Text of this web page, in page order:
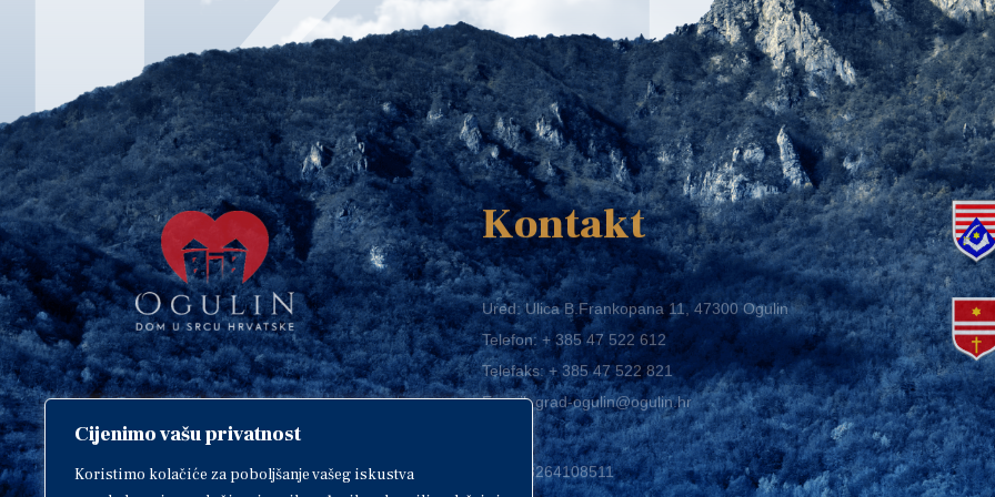
Cijenimo vašu privatnost
Koristimo kolačiće za poboljšanje vašeg iskustva
Copyright © 2018. Grad Ogulin,
sva prava pridržana.
Kontakt
Ured: Ulica B.Frankopana 11, 47300 Ogulin
Telefon:+ 385 47 522 612
Telefaks:+ 385 47 522 821
E-mail:grad-ogulin@ogulin.hr
OIB: 58264108511
IBAN: HR1424020061829700009